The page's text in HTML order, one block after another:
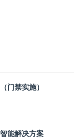
门禁实施）
能解决方案